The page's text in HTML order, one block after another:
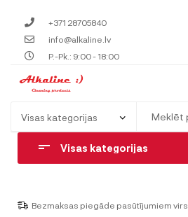
+371 28705840
info@alkaline.lv
P.-Pk.: 9:00 - 18:00
Visas kategorijas
Bezmaksas piegāde pasūtījumiem virs